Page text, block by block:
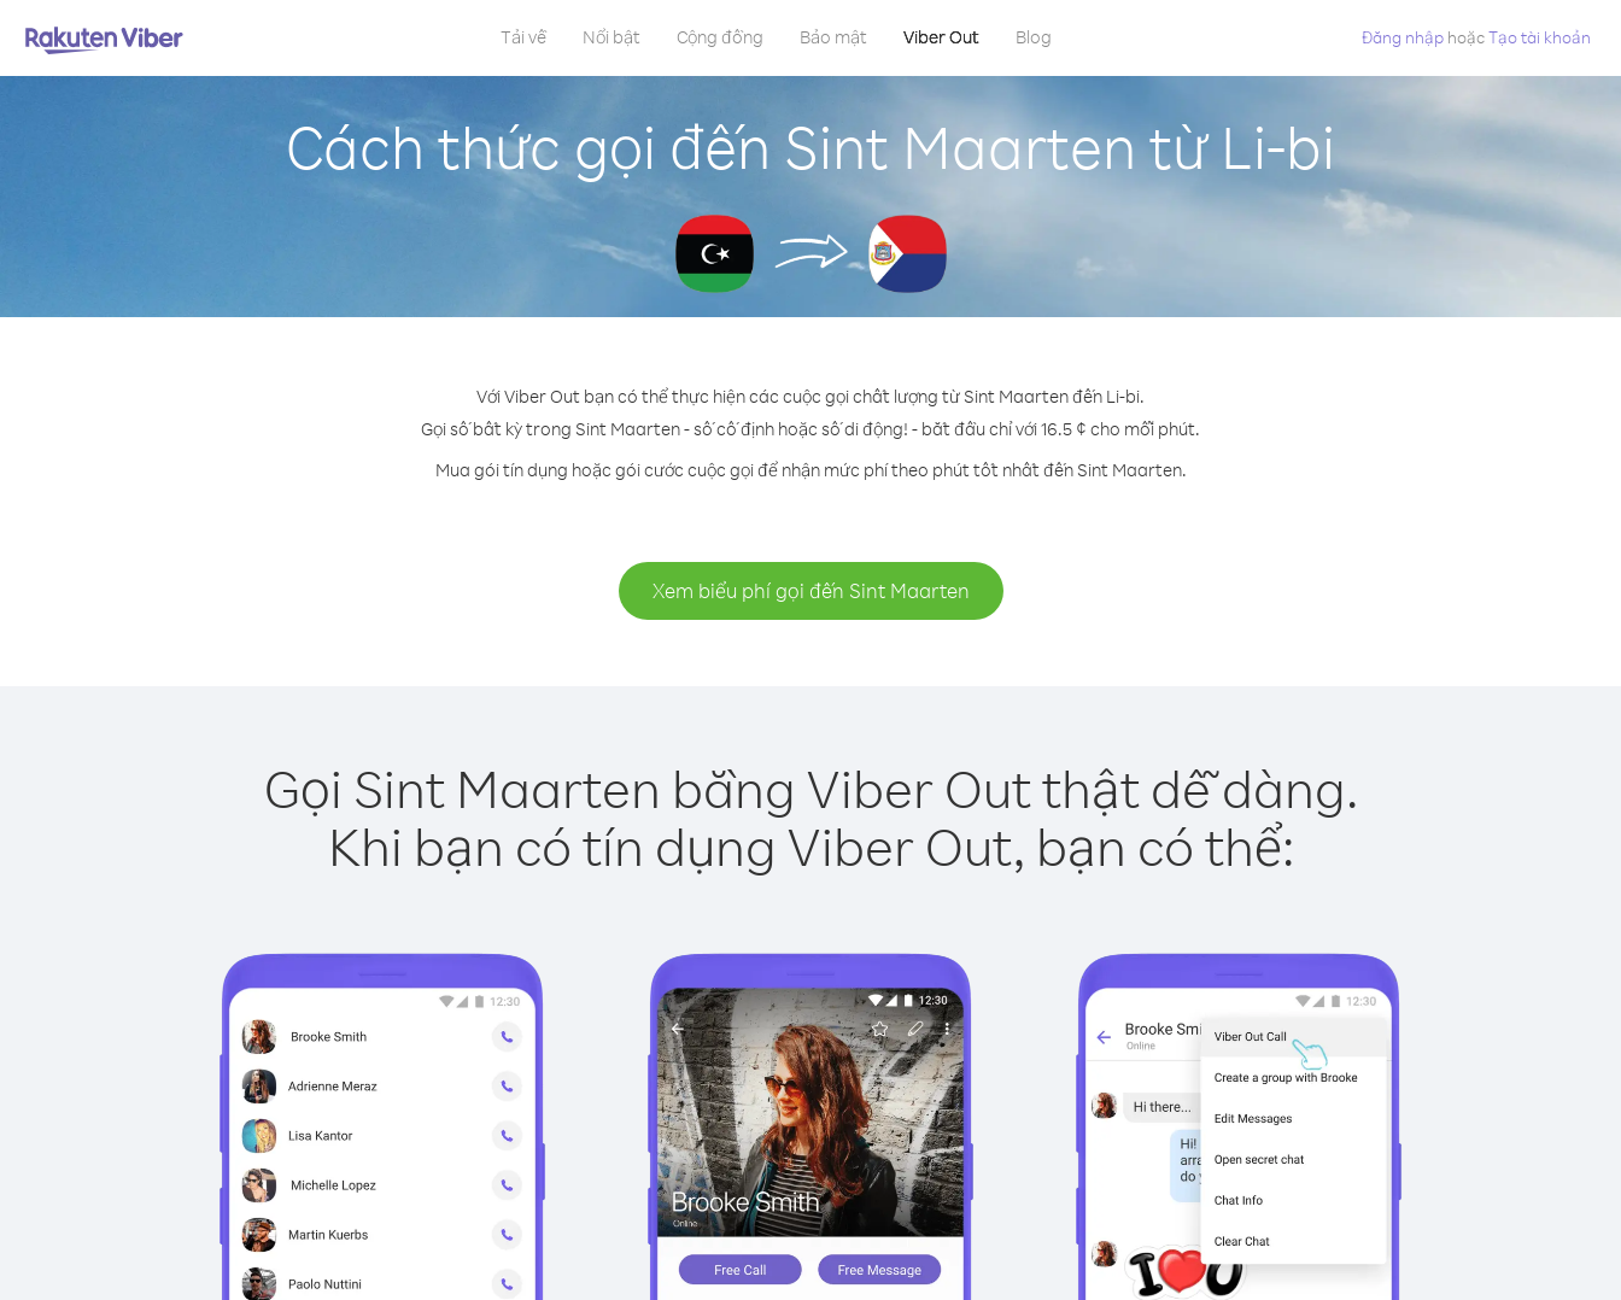
Tải về Nổi bật Cộng đồng Bảo mật Viber Out Blog Đăng nhập hoặcTạo tài khoản
Cách thức gọi đến Sint Maarten từ Li-bi
Với Viber Out bạn có thể thực hiện các cuộc gọi chất lượng từ Sint Maarten đến Li-bi.
Gọi số bất kỳ trong Sint Maarten - số cố định hoặc số di động! - bắt đầu chỉ với 16.5 ¢ cho mỗi phút.
Mua gói tín dụng hoặc gói cước cuộc gọi để nhận mức phí theo phút tốt nhất đến Sint Maarten.
Xem biểu phí gọi đến Sint Maarten
Gọi Sint Maarten bằng Viber Out thật dễ dàng.
Khi bạn có tín dụng Viber Out, bạn có thể: